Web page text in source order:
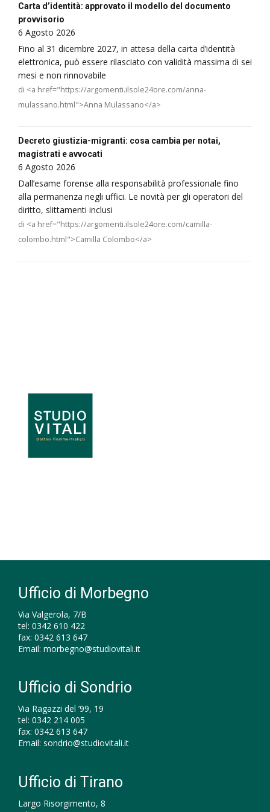
Carta d’identità: approvato il modello del documento
provvisorio
6 Agosto 2026
Fino al 31 dicembre 2027, in attesa della carta d’identità
elettronica, può essere rilasciato con validità massima di sei
mesi e non rinnovabile
di <a href="https://argomenti.ilsole24ore.com/anna-
mulassano.html">Anna Mulassano</a>
Decreto giustizia-migranti: cosa cambia per notai,
magistrati e avvocati
6 Agosto 2026
Dall’esame forense alla responsabilità professionale fino
alla permanenza negli uffici. Le novità per gli operatori del
diritto, slittamenti inclusi
di <a href="https://argomenti.ilsole24ore.com/camilla-
colombo.html">Camilla Colombo</a>
Ufficio di Morbegno
Via Valgerola, 7/B
tel: 0342 610 422
fax: 0342 613 647
Email: morbegno@studiovitali.it
Ufficio di Sondrio
Via Ragazzi del ’99, 19
tel: 0342 214 005
fax: 0342 613 647
Email: sondrio@studiovitali.it
Ufficio di Tirano
Largo Risorgimento, 8